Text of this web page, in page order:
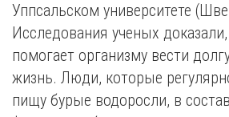
Уппсальском университете
Исследования ученых
помогает организму вести
жизнь. Люди, которые
пищу бурые водоросли, в